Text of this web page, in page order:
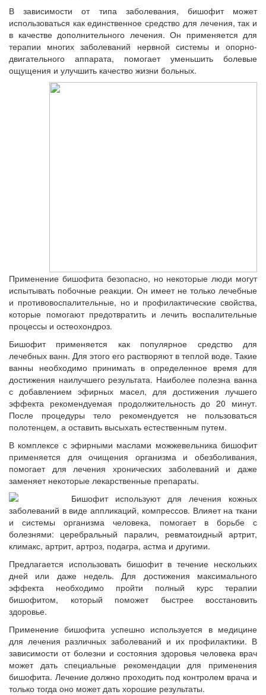
В зависимости от типа заболевания, бишофит может
использоваться как единственное средство для лечения, так и
в качестве дополнительного лечения. Он применяется для
терапии многих заболеваний нервной системы и опорно-
двигательного аппарата, помогает уменьшить болевые
ощущения и улучшить качество жизни больных.
Применение бишофита безопасно, но некоторые люди могут
испытывать побочные реакции. Он имеет не только лечебные
и противовоспалительные, но и профилактические свойства,
которые помогают предотвратить и лечить воспалительные
процессы и остеохондроз.
Бишофит применяется как популярное средство для
лечебных ванн. Для этого его растворяют в теплой воде. Такие
ванны необходимо принимать в определенное время для
достижения наилучшего результата. Наиболее полезна ванна
с добавлением эфирных масел, для достижения лучшего
эффекта рекомендуемая продолжительность до 20 минут.
После процедуры тело рекомендуется не пользоваться
полотенцем, а оставить высыхать естественным путем.
В комплексе с эфирными маслами можжевельника бишофит
применяется для очищения организма и обезболивания,
помогает для лечения хронических заболеваний и даже
заменяет некоторые лекарственные препараты.
Бишофит используют для лечения кожных
заболеваний в виде аппликаций, компрессов. Влияет на ткани
и системы организма человека, помогает в борьбе с
болезнями: церебральный паралич, ревматоидный артрит,
климакс, артрит, артроз, подагра, астма и другими.
Предлагается использовать бишофит в течение нескольких
дней или даже недель. Для достижения максимального
эффекта необходимо пройти полный курс терапии
бишофитом, который поможет быстрее восстановить
здоровье.
Применение бишофита успешно используется в медицине
для лечения различных заболеваний и их профилактики. В
зависимости от болезни и состояния здоровья человека врач
может дать специальные рекомендации для применения
бишофита. Лечение должно проходить под контролем врача и
только тогда оно может дать хорошие результаты.